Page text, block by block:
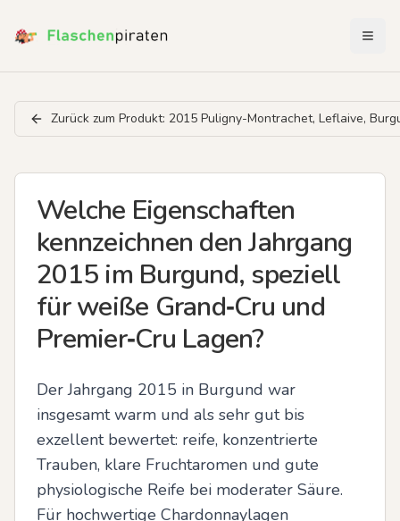
Zurück zum Produkt: 2015 Puligny-Montrachet, Leflaive,
Welche Eigenschaften
kennzeichnen den Jahrgang
2015 im Burgund, speziell
für weiße Grand‑Cru und
Premier‑Cru Lagen?
Der Jahrgang 2015 in Burgund war
insgesamt warm und als sehr gut bis
exzellent bewertet: reife, konzentrierte
Trauben, klare Fruchtaromen und gute
physiologische Reife bei moderater Säure.
Für hochwertige Chardonnaylagen